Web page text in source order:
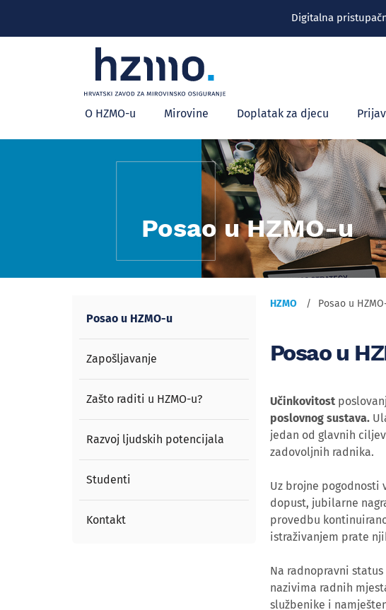
Digitalna
Glavni
izbornik
O HZMO-u Mirovine Doplatak za djecu
Posao u HZMO-u
Posao u HZMO-u
Zapošljavanje
Zašto raditi u HZMO-u?
Razvoj ljudskih potencijala
Studenti
Kontakt
HZMO Posao u
Posao u
Učinkovitost
poslovnog sustava.
jedan od glavnih
zadovoljnih radnika.
Uz brojne pogodnosti
dopust, jubilarne
provedbu
istraživanjem prate
Na radnopravni
nazivima radnih
službenike i